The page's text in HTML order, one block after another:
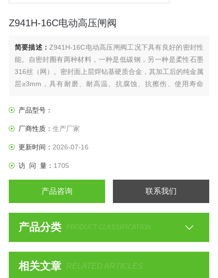
Z941H-16C电动高压闸阀
简要描述： Z941H-16C电动高压闸阀工况下具有良好的密封性
能。自密封圈有两种材料，一种是低碳钢，另一种是柔性石墨
316丝（网）。密封面上层焊钻基硬质合金，其加工后的纯金属
层≥3mm，具有耐磨、耐高温、抗腐蚀、抗擦伤、使用寿命
油、化工、水力、火力电站各种系统的管路上。
产品型号：
厂商性质： 生产厂家
更新时间： 2026-07-16
访 问 量： 1705
产品咨询 联系我们
产品分类 PRODUCT CLASSIFICATION
相关文章 RELATED ARTICLES